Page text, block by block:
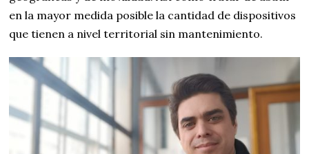
en la mayor medida posible la cantidad de dispositivos
que tienen a nivel territorial sin mantenimiento.